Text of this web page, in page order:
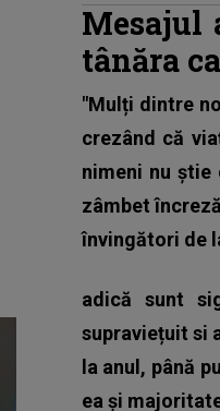
Mesajul
tânăra
"Mulți dintre
crezând că
nimeni nu
zâmbet
învingători de
adică sunt
supraviețuit si
la anul, până
ea și